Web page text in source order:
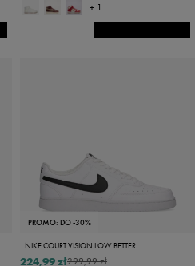
+ 1
PROMO: DO -30%
NIKE COURT VISION LOW BETTER
299,99 zł
224,99 zł